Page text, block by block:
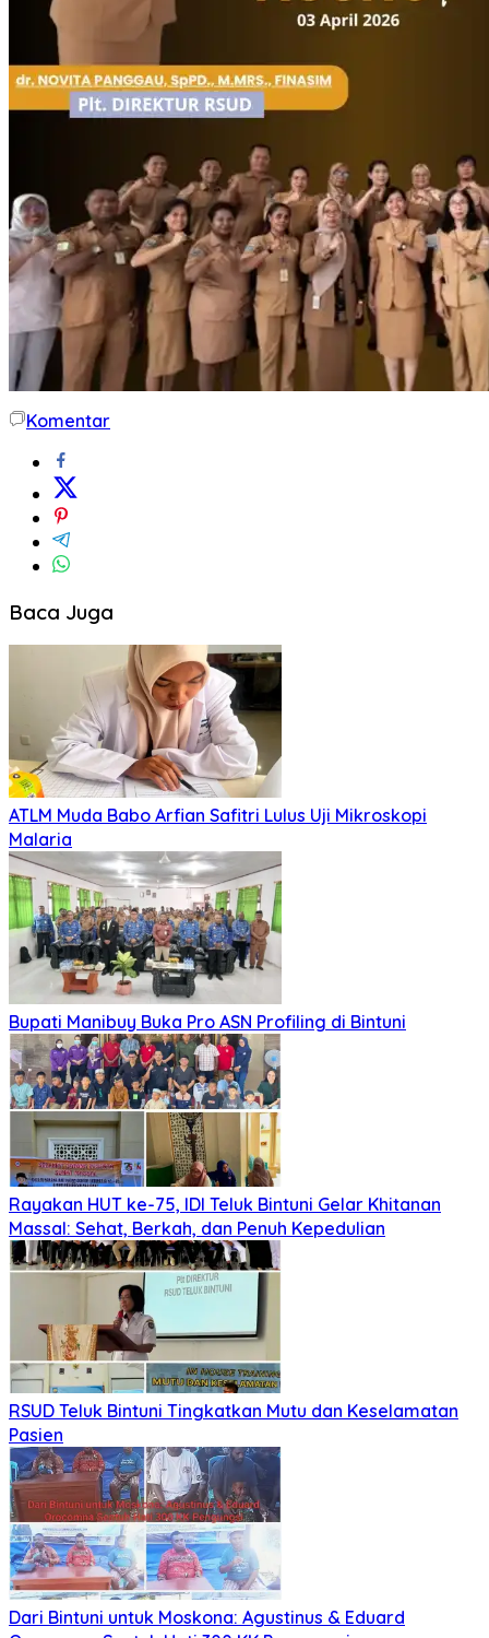
Komentar
Baca Juga
ATLM Muda Babo Arfian Safitri Lulus Uji Mikroskopi
Malaria
Bupati Manibuy Buka Pro ASN Profiling di Bintuni
Rayakan HUT ke-75, IDI Teluk Bintuni Gelar Khitanan
Massal: Sehat, Berkah, dan Penuh Kepedulian
RSUD Teluk Bintuni Tingkatkan Mutu dan Keselamatan
Pasien
Dari Bintuni untuk Moskona: Agustinus & Eduard